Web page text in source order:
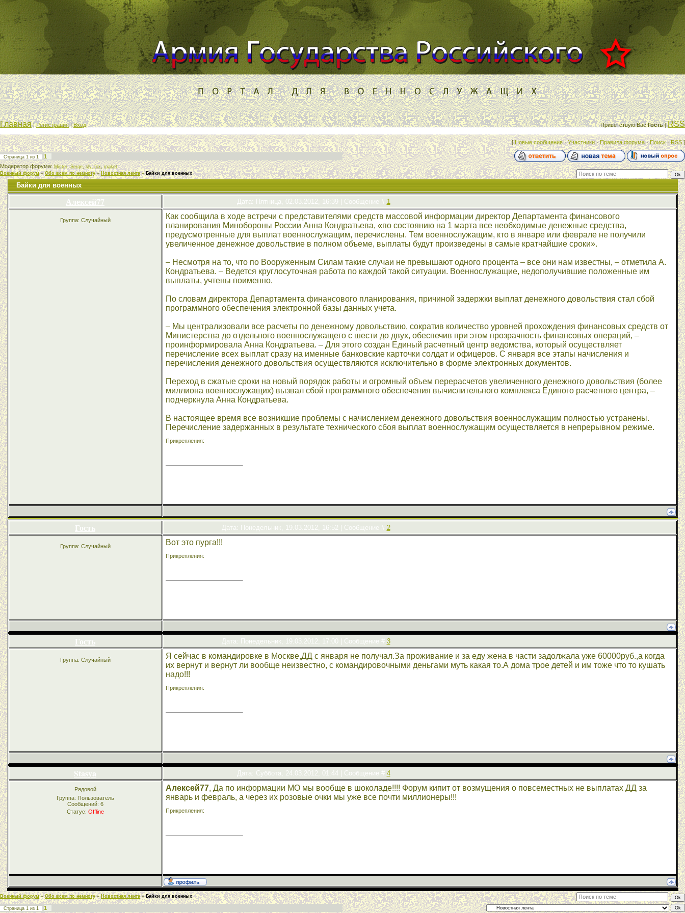
Главная|Регистрация|Вход Приветствую Вас Гость |RSS
[Новые сообщения·Участники·Правила форума·Поиск·RSS]
Страница 1 из 1
1
Модератор форума:Mister,Serge,sly_fox,maket
Военный форум » Обо всем по немногу » Новостная лента » Байки для военных
Байки для военных
Алексей77 Дата: Пятница, 02.03.2012, 16:39 | Сообщение # 1
Группа: Случайный
Как сообщила в ходе встречи с представителями средств массовой информации директор Департамента финансового
планирования Минобороны России Анна Кондратьева, «по состоянию на 1 марта все необходимые денежные средства,
предусмотренные для выплат военнослужащим, перечислены. Тем военнослужащим, кто в январе или феврале не получили
увеличенное денежное довольствие в полном объеме, выплаты будут произведены в самые кратчайшие сроки».
– Несмотря на то, что по Вооруженным Силам такие случаи не превышают одного процента – все они нам известны, – отметила А.
Кондратьева. – Ведется круглосуточная работа по каждой такой ситуации. Военнослужащие, недополучившие положенные им
выплаты, учтены поименно.
По словам директора Департамента финансового планирования, причиной задержки выплат денежного довольствия стал сбой
программного обеспечения электронной базы данных учета.
– Мы централизовали все расчеты по денежному довольствию, сократив количество уровней прохождения финансовых средств от
Министерства до отдельного военнослужащего с шести до двух, обеспечив при этом прозрачность финансовых операций, –
проинформировала Анна Кондратьева. – Для этого создан Единый расчетный центр ведомства, который осуществляет
перечисление всех выплат сразу на именные банковские карточки солдат и офицеров. С января все этапы начисления и
перечисления денежного довольствия осуществляются исключительно в форме электронных документов.
Переход в сжатые сроки на новый порядок работы и огромный объем перерасчетов увеличенного денежного довольствия (более
миллиона военнослужащих) вызвал сбой программного обеспечения вычислительного комплекса Единого расчетного центра, –
подчеркнула Анна Кондратьева.
В настоящее время все возникшие проблемы с начислением денежного довольствия военнослужащим полностью устранены.
Перечисление задержанных в результате технического сбоя выплат военнослужащим осуществляется в непрерывном режиме.
Прикрепления:
Гость Дата: Понедельник, 19.03.2012, 16:52 | Сообщение # 2
Группа: Случайный Вот это пурга!!!
Прикрепления:
Гость Дата: Понедельник, 19.03.2012, 17:00 | Сообщение # 3
Группа: Случайный
Я сейчас в командировке в Москве,ДД с января не получал.За проживание и за еду жена в части задолжала уже 60000руб.,а когда
их вернут и вернут ли вообще неизвестно, с командировочными деньгами муть какая то.А дома трое детей и им тоже что то кушать
надо!!!
Прикрепления:
Stasya Дата: Суббота, 24.03.2012, 01:44 | Сообщение # 4
Рядовой
Группа: Пользователь
Сообщений: 6
Статус: Offline
Алексей77, Да по информации МО мы вообще в шоколаде!!!! Форум кипит от возмущения о повсеместных не выплатах ДД за
январь и февраль, а через их розовые очки мы уже все почти миллионеры!!!
Прикрепления:
Военный форум » Обо всем по немногу » Новостная лента » Байки для военных
Страница 1 из 1 1